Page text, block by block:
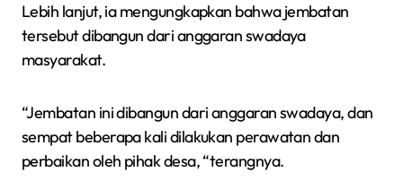
Lebih lanjut, ia mengungkapkan bahwa jembatan
tersebut dibangun dari anggaran swadaya
masyarakat.
“Jembatan ini dibangun dari anggaran swadaya, dan
sempat beberapa kali dilakukan perawatan dan
perbaikan oleh pihak desa, “terangnya.